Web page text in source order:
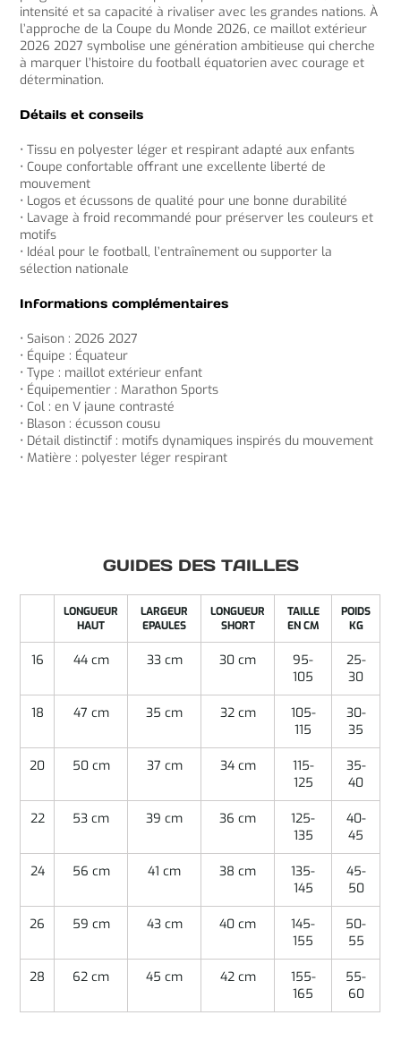
intensité et sa capacité à rivaliser avec les grandes nations. À
l’approche de la Coupe du Monde 2026, ce maillot extérieur
2026 2027 symbolise une génération ambitieuse qui cherche
à marquer l’histoire du football équatorien avec courage et
détermination.
Détails et conseils
• Tissu en polyester léger et respirant adapté aux enfants
• Coupe confortable offrant une excellente liberté de
mouvement
• Logos et écussons de qualité pour une bonne durabilité
• Lavage à froid recommandé pour préserver les couleurs et
motifs
• Idéal pour le football, l’entraînement ou supporter la
sélection nationale
Informations complémentaires
• Saison : 2026 2027
• Équipe : Équateur
• Type : maillot extérieur enfant
• Équipementier : Marathon Sports
• Col : en V jaune contrasté
• Blason : écusson cousu
• Détail distinctif : motifs dynamiques inspirés du mouvement
• Matière : polyester léger respirant
GUIDES DES TAILLES
LONGUEUR
HAUT
LARGEUR
EPAULES
LONGUEUR
SHORT
TAILLE
EN CM
POIDS
KG
16 44 cm 33 cm 30 cm
95-
105
25-
30
18 47 cm 35 cm 32 cm
105-
115
30-
35
20 50 cm 37 cm 34 cm
115-
125
35-
40
22 53 cm 39 cm 36 cm
125-
135
40-
45
24 56 cm 41 cm 38 cm
135-
145
45-
50
26 59 cm 43 cm 40 cm
145-
155
50-
55
28 62 cm 45 cm 42 cm
155-
165
55-
60